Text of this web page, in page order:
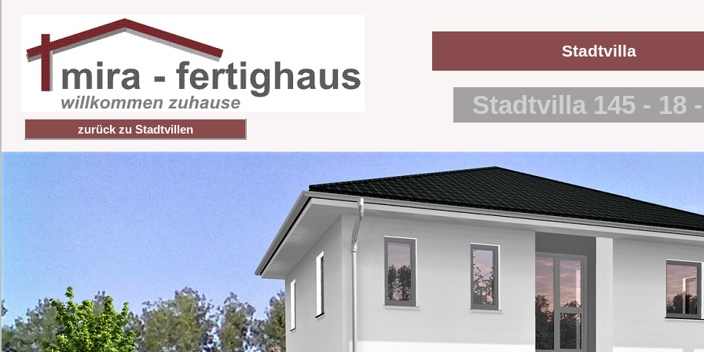
Stadtvilla 145 - 18
zurück zu Stadtvillen
Stadtvilla